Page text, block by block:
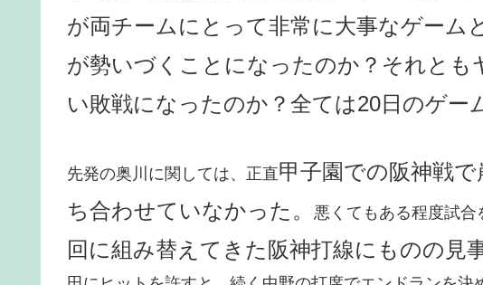
が両チームにとって非常に大事なゲーム
が勢いづくことになったのか？それと
い敗戦になったのか？全ては20日のゲー
先発の奥川に関しては、正直甲子園での阪神戦
ち合わせていなかった。
悪くてもある程度試合
回に組み替えてきた阪神打線にものの見